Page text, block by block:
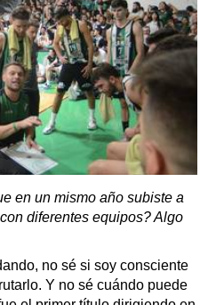
en un mismo año subiste a
diferentes equipos? Algo
no sé si soy consciente
Y no sé cuándo puede